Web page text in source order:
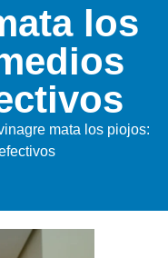
los
mata los piojos: